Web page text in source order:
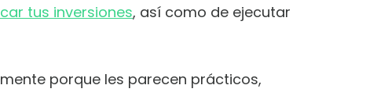
tus inversiones, así como de ejecutar
porque les parecen prácticos,